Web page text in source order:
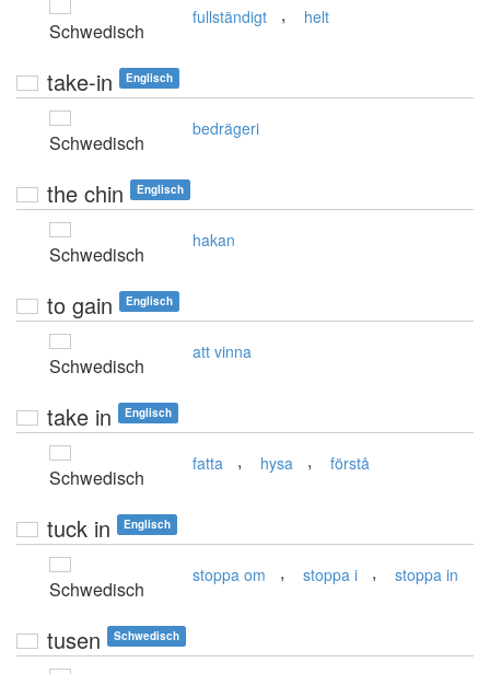
Schwedisch
fullständigt , helt
take-in Englisch
Schwedisch
bedrägeri
the chin Englisch
Schwedisch
hakan
to gain Englisch
Schwedisch
att vinna
take in Englisch
Schwedisch
fatta , hysa , förstå
tuck in Englisch
Schwedisch
stoppa om , stoppa i , stoppa in
tusen Schwedisch